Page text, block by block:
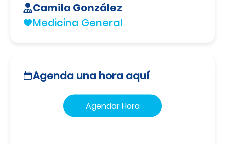
Camila González
Medicina General
Agenda una hora aquí
Agendar Hora